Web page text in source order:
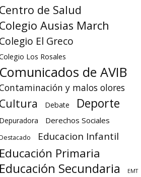
de Salud
Ausias March
El Greco
Los Rosales
de AVIB
y malos olores
Debate Deporte
Derechos Sociales
Educacion Infantil
Primaria
Secundaria EMT